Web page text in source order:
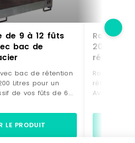
de 9 à 12 fûts
bac de
bac de rétention
Litres pour un
de vos fûts de 60
stockez sur 3 ou 4
fûts de 200 litres en
LE PRODUIT
200 L
rétention
rétention
Avec ce
niveaux, 4